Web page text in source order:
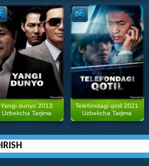
Yangi dunyo 2013
Uzbekcha Tarjima
Telefondagi qotil 2021
Uzbekcha Tarjima